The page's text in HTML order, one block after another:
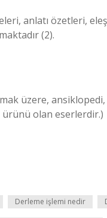
anlatı özetleri,
(2).
üzere,
ürünü olan eserlerdir.)
Derleme işlemi nedir